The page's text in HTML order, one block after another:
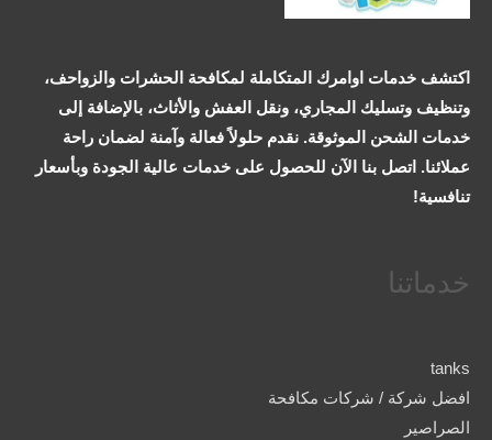
اكتشف خدمات اوامرك المتكاملة لمكافحة الحشرات والزواحف،
وتنظيف وتسليك المجاري، ونقل العفش والأثاث، بالإضافة إلى
خدمات الشحن الموثوقة. نقدم حلولاً فعالة وآمنة لضمان راحة
عملائنا. اتصل بنا الآن للحصول على خدمات عالية الجودة وبأسعار
تنافسية!
خدماتنا
tanks
افضل شركة / شركات مكافحة
الصراصير